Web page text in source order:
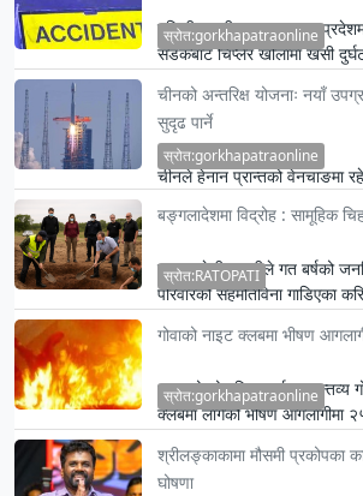
दक्षिणी भारतीय राज्य आन्ध्र
सडकबाट चिप्लेर खोलामा खसी
स्रोत:gorkhapatraonline
चीनको अन्तरिक्ष योजनाः नयाँ
सुदृढ पार्ने
चीनले हेनान प्रान्तको वेनचाङमा
केन्द्रबाट लङ मार्च-१२
समूह…
स्रोत:gorkhapatraonline
बङ्गलादेशमा विद्रोह : सामूहिक
बङ्गलादेशी प्रहरीले गत बर्षको
परिवारको सहमतिविना गाडिएका
स्रोत:RATOPATI
गोवाको नाइट क्लबमा भीषण
भारतको लोकप्रिय पर्यटक गन्तव्य
क्लबमा लागेको भीषण आगलागीमा
स्रोत:gorkhapatraonline
श्रीलङ्काकामा मौसमी प्रकोपका
घोषणा